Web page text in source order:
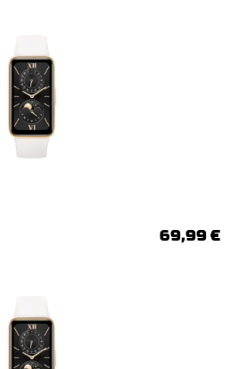
69,99 €